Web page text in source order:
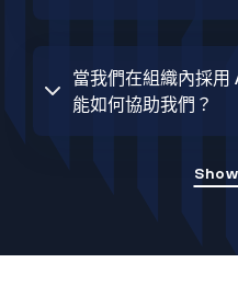
當我們在組織內採用
能如何協助我們？